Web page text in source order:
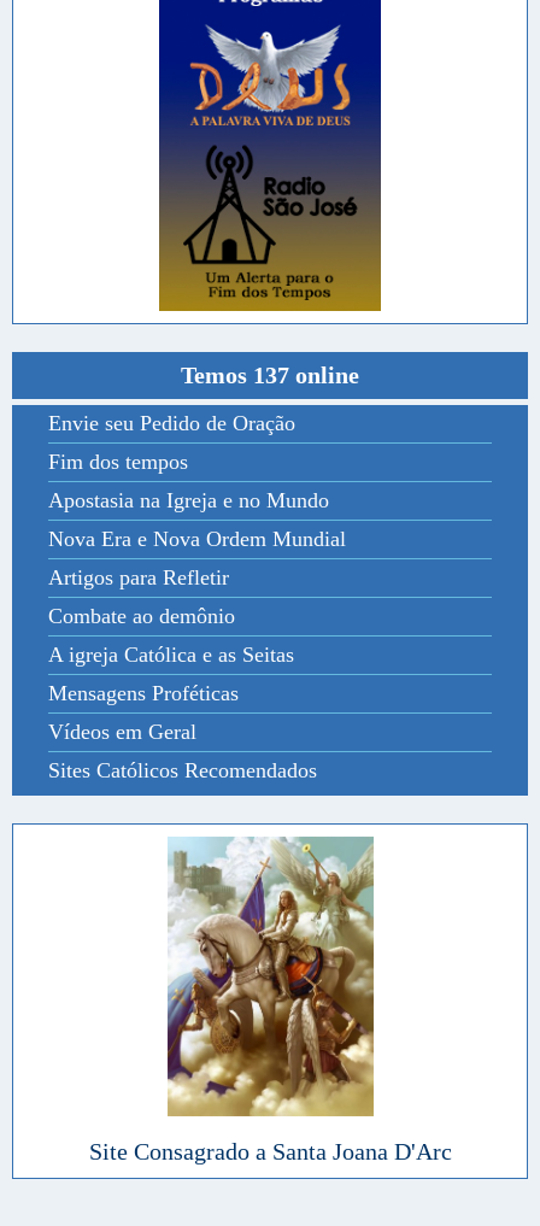
Temos 137 online
Envie seu Pedido de Oração
Fim dos tempos
Apostasia na Igreja e no Mundo
Nova Era e Nova Ordem Mundial
Artigos para Refletir
Combate ao demônio
A igreja Católica e as Seitas
Mensagens Proféticas
Vídeos em Geral
Sites Católicos Recomendados
Site Consagrado a Santa Joana D'Arc